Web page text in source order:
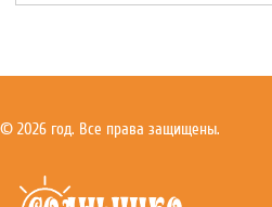
© 2026 год. Все права защищены.